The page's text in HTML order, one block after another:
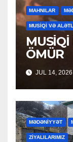
MAHNILAR
MUSİQİ VƏ
ÖMÜR
JUL 14, 2026
MƏDƏNİYYƏT
ZİYALILARIMIZ